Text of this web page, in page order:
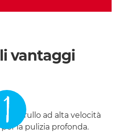
vantaggi
1 un rullo ad alta velocità
la pulizia profonda.